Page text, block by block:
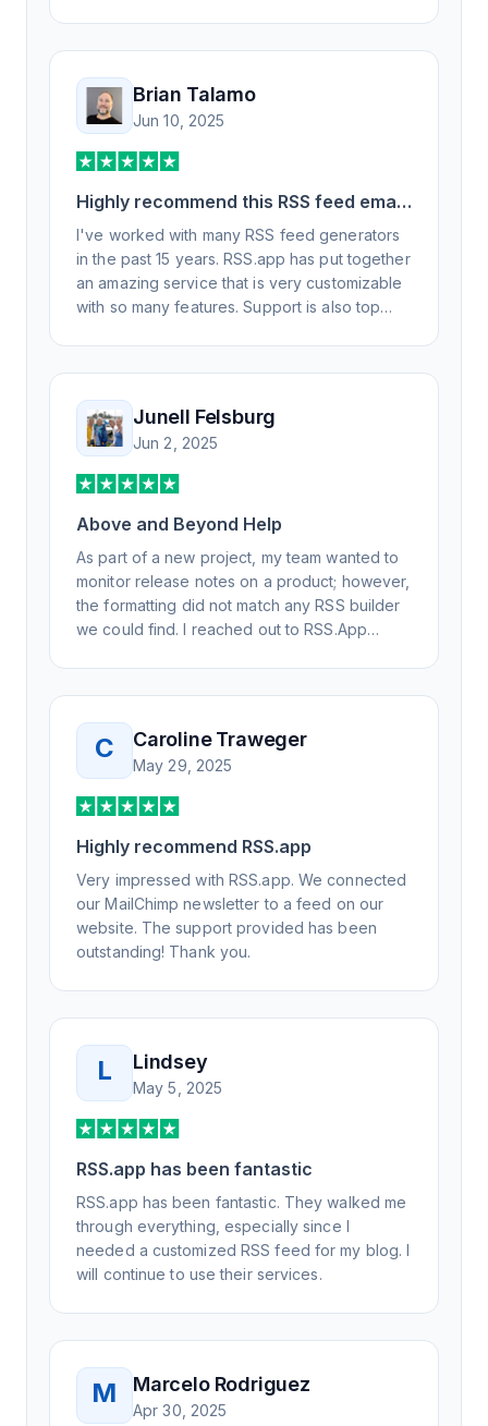
Brian Talamo
Jun 10, 2025
Highly recommend this RSS feed email
/ widget generator service.
I've worked with many RSS feed generators
in the past 15 years. RSS.app has put together
an amazing service that is very customizable
with so many features. Support is also top
professionally. Highly recommend for all your
RSS feed needs. Our trucking news hub
website couldn't work without it. Thank you.
Junell Felsburg
Jun 2, 2025
Above and Beyond Help
As part of a new project, my team wanted to
monitor release notes on a product; however,
the formatting did not match any RSS builder
we could find. I reached out to RSS.App
day, but I spoke to someone who was
knowledgeable, kind, and clearly wanted to
understand the issue. It has been a few
weeks, but after many revisions and direct
support, all of my release notes are in a way
that my users understand and find value in.
Honestly, it has been an exceptional
know to RSS.app for their RSS needs.
C Caroline Traweger
May 29, 2025
Highly recommend RSS.app
Very impressed with RSS.app. We connected
our MailChimp newsletter to a feed on our
website. The support provided has been
outstanding! Thank you.
L Lindsey
May 5, 2025
RSS.app has been fantastic
RSS.app has been fantastic. They walked me
through everything, especially since I
needed a customized RSS feed for my blog. I
will continue to use their services.
M Marcelo Rodriguez
Apr 30, 2025